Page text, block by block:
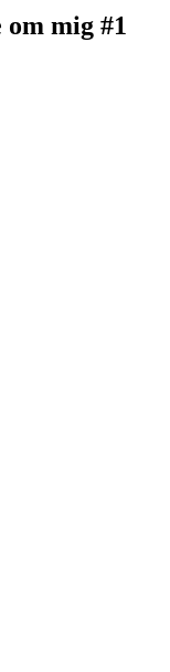
mig #1